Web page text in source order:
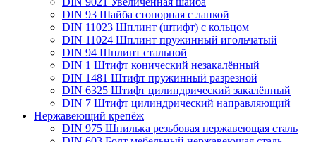
DIN 93 Шайба стопорная с лапкой
DIN 11023 Шплинт (штифт) с кольцом
DIN 11024 Шплинт пружинный игольчатый
DIN 94 Шплинт стальной
DIN 1 Штифт конический незакалённый
DIN 1481 Штифт пружинный разрезной
DIN 6325 Штифт цилиндрический закалённый
DIN 7 Штифт цилиндрический направляющий
Нержавеющий крепёж
DIN 975 Шпилька резьбовая нержавеющая сталь